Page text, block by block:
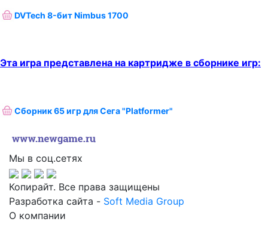
DVTech 8-бит Nimbus 1700
Эта игра представлена на картридже в сборнике игр:
Сборник 65 игр для Сега "Platformer"
Мы в соц.сетях
Копирайт. Все права защищены
Разработка сайта - Soft Media Group
О компании